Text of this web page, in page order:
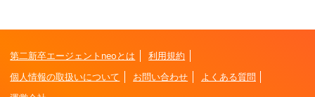
第二新卒エージェントneoとは
利用規約
個人情報の取扱いについて
お問い合わせ
よくある質問